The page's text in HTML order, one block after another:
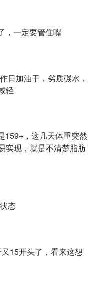
，一定要管住嘴
日加油干，劣质碳水，
轻
159+，这几天体重突然
实现，就是不清楚脂肪
态
15开头了，看来这想